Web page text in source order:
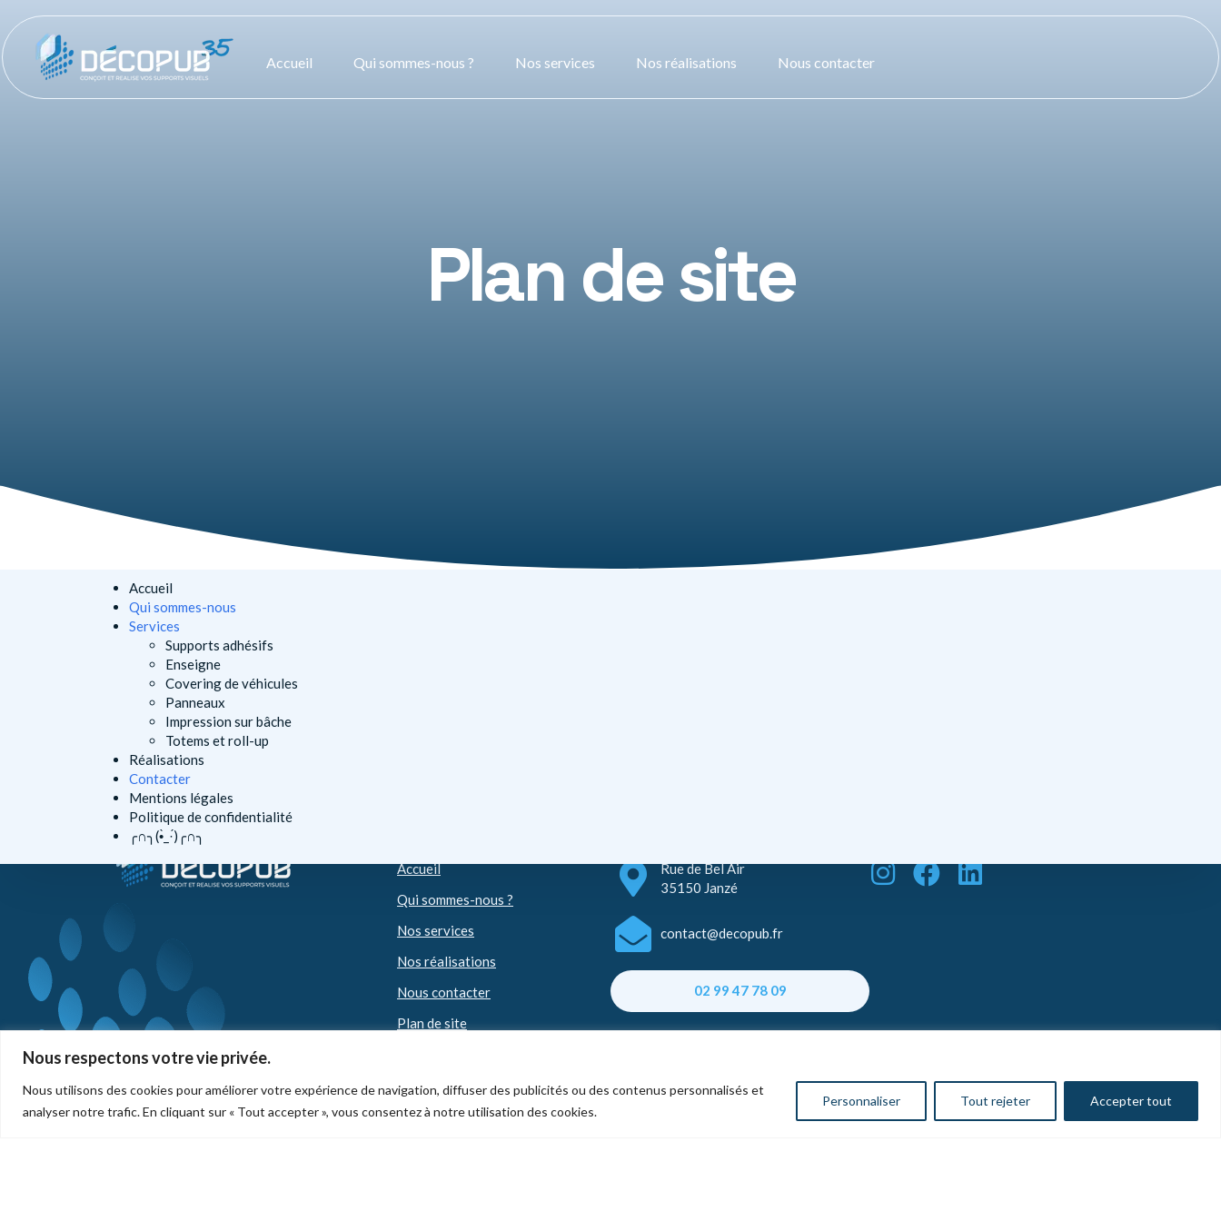
Nous respectons votre vie privée.
Nous utilisons des cookies pour améliorer votre expérience de navigation, diffuser des publicités ou des contenus personnalisés et
analyser notre trafic. En cliquant sur « Tout accepter », vous consentez à notre utilisation des cookies.
Personnaliser Tout rejeter Accepter tout
Accueil Qui sommes-nous ? Nos services Nos réalisations Nous contacter
Plan de site
Accueil
Qui sommes-nous
Services
Supports adhésifs
Enseigne
Covering de véhicules
Panneaux
Impression sur bâche
Totems et roll-up
Réalisations
Contacter
Mentions légales
Politique de confidentialité
╭∩╮(•̀_·́)╭∩╮
Accueil
Qui sommes-nous ?
Nos services
Nos réalisations
Nous contacter
Plan de site
Rue de Bel Air
35150 Janzé
contact@decopub.fr
02 99 47 78 09
© 2023 Décopub 35 | Tous droits réservés – Site réalisé parPRISMO COMMUNICATION Mentions légales Politique de confidentialité—